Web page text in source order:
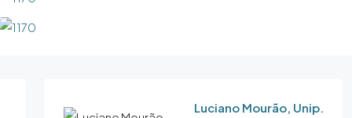
Luciano Mourão, Unip.